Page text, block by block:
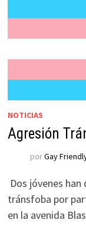
NOTICIAS
Agresión
porGay
Dos jóvenes
tránsfoba por
en la avenida